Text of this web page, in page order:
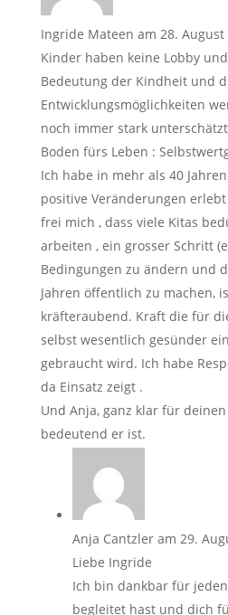
Ingride Mateen am 28.
Kinder haben keine Lobby
Bedeutung der Kindheit und
Entwicklungsmöglichkeiten
noch immer stark
Boden fürs Leben :
Ich habe in mehr als 40
positive Veränderungen
frei mich , dass viele Kitas
arbeiten , ein grosser Schritt
Bedingungen zu ändern und
Jahren öffentlich zu machen,
kräfteraubend. Kraft die für
selbst wesentlich gesünder
gebraucht wird. Ich habe
da Einsatz zeigt .
Und Anja, ganz klar für
bedeutend er ist.
Anja Cantzler am 29.
Liebe Ingride
Ich bin dankbar für
begleitet hast und dich